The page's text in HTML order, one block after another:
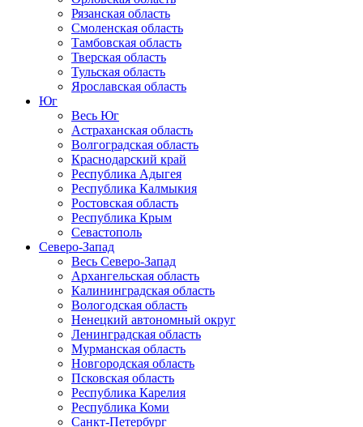
Рязанская область
Смоленская область
Тамбовская область
Тверская область
Тульская область
Ярославская область
Юг
Весь Юг
Астраханская область
Волгоградская область
Краснодарский край
Республика Адыгея
Республика Калмыкия
Ростовская область
Республика Крым
Севастополь
Северо-Запад
Весь Северо-Запад
Архангельская область
Калининградская область
Вологодская область
Ненецкий автономный округ
Ленинградская область
Мурманская область
Новгородская область
Псковская область
Республика Карелия
Республика Коми
Санкт-Петербург